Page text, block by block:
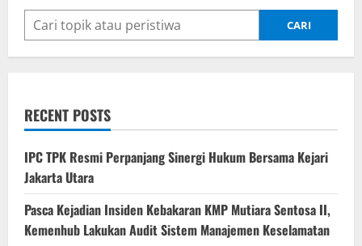
CARI
RECENT POSTS
IPC TPK Resmi Perpanjang Sinergi Hukum Bersama Kejari
Jakarta Utara
Pasca Kejadian Insiden Kebakaran KMP Mutiara Sentosa II,
Kemenhub Lakukan Audit Sistem Manajemen Keselamatan